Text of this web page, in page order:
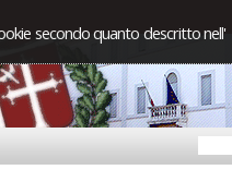
secondo quanto descritto nell'